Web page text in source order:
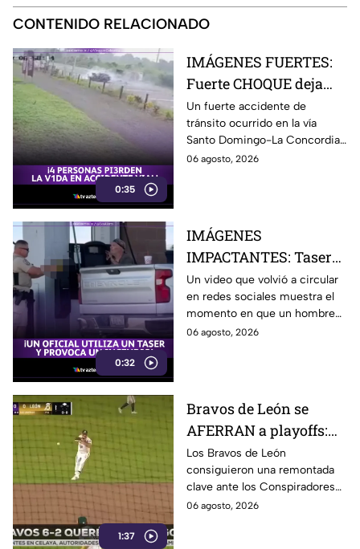
CONTENIDO RELACIONADO
0:35
IMÁGENES FUERTES:
Fuerte CHOQUE deja
una FAMILIA
COMPLETA s1n v1da;
camioneta impactó
contra camión
Un fuerte accidente de
tránsito ocurrido en la vía
Santo Domingo-La Concordia,
Ecuador, dejó cuatro personas
06 agosto, 2026
0:32
IMÁGENES
IMPACTANTES: Taser
DESATA incendio en
gasolinera durante
altercado: Así ocurrió
Un video que volvió a circular
en redes sociales muestra el
momento en que un hombre
resultó con quemaduras
06 agosto, 2026
1:37
Bravos de León se
AFERRAN a playoffs:
remontan ante
Querétaro y llegan con
vida al último juego de
la temporada
Los Bravos de León
consiguieron una remontada
clave ante los Conspiradores
de Querétaro en La Fortaleza y
06 agosto, 2026